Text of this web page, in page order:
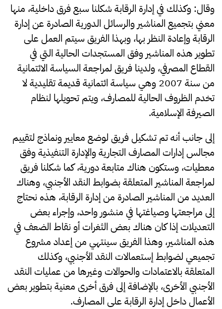
وقال: وكذلك في إدارة الرقابة شكلنا سبع فرق داخلية، منها
معني بتجميع المناشير والرسائل الدورية الصادرة عن إدارة
الرقابة وإعادة النظر بها، وبهذا الفريق سيتم العمل على
تطوير هذه المناشير وفق المستجدات الحالية التي في
القطاع المصرفي، ولدينا فريق لمراجعة السياسة الائتمانية
من سنة 2007 وهي سياسة ائتمانية قديمة تقليدية لا
تخدم الظروف الحالية للمصارف، ويتم تحويلها لنظام
الصيرفة الإسلامية.
إلى جانب أنه تم تشكيل فريق لوضع معايير ونماذج لتقييم
مجالس إدارات المصارف التجارية والإدارة التنفيذية وفق
معطيات، وستكون هناك متابعة دورية، كما شكلنا فريق
لمراجعة المناشير المتعلقة بضوابط النقد الأجنبي، وهناك
العديد من المناشير الصادرة من إدارة الرقابة، هذه نحتاج
إلى مراجعتها وصياغتها في منشور واحد، وإجراء بعض
التعديلات إذا كان هناك بعض الثغرات أو نقاط الضعف في
هذه المناشير، وهذا الفريق سينتهي من إعداد مشروع
تجميعي لضوابط إستعمالات النقد الأجنبي، وكذلك
المتعلقة بالاعتمادات والحوالات وغيرها من عمليات النقد
الأجنبي الأخرى، بالإضافة إلى فرق أخرى معنية بتطوير بعض
الأعمال داخل إدارة الرقابة على المصارف.